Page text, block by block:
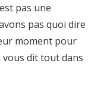
pas une
pas quoi dire
moment pour
vous dit tout dans